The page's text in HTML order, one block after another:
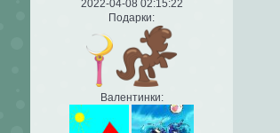
2022-04-08 02:15:22
Подарки:
Валентинки: